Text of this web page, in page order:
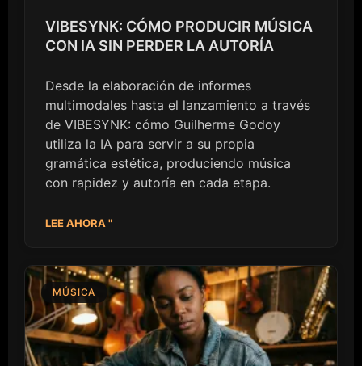
VIBESYNK: CÓMO PRODUCIR MÚSICA
CON IA SIN PERDER LA AUTORÍA
Desde la elaboración de informes
multimodales hasta el lanzamiento a través
de VIBESYNK: cómo Guilherme Godoy
utiliza la IA para servir a su propia
gramática estética, produciendo música
con rapidez y autoría en cada etapa.
LEE AHORA "
MÚSICA